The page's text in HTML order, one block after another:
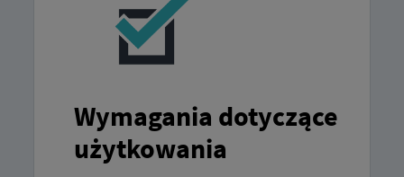
Wymagania dotyczące
użytkowania